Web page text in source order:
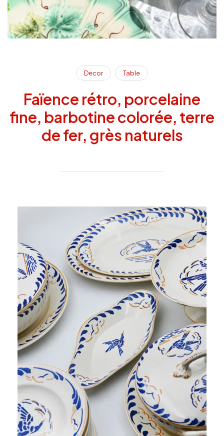
Decor Table
Faïence rétro, porcelaine
fine, barbotine colorée, terre
de fer, grès naturels